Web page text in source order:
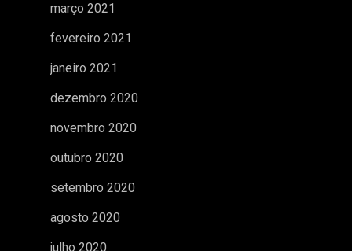
março 2021
fevereiro 2021
janeiro 2021
dezembro 2020
novembro 2020
outubro 2020
setembro 2020
agosto 2020
julho 2020